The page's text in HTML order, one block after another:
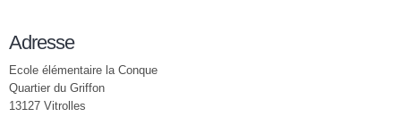
Adresse
Ecole élémentaire la Conque
Quartier du Griffon
13127 Vitrolles